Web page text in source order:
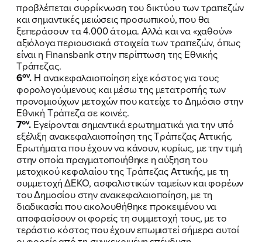
προβλέπεται συρρίκνωση του δικτύου των τραπεζών
και σημαντικές μειώσεις προσωπικού, που θα
ξεπεράσουν τα 4.000 άτομα. Αλλά και να «χαθούν»
αξιόλογα περιουσιακά στοιχεία των τραπεζών, όπως
είναι η Finansbank στην περίπτωση της Εθνικής
Τράπεζας.
6ον. Η ανακεφαλαιοποίηση είχε κόστος για τους
φορολογούμενους και μέσω της μετατροπής των
προνομιούχων μετοχών που κατείχε το Δημόσιο στην
Εθνική Τράπεζα σε κοινές.
7ον. Εγείρονται σημαντικά ερωτηματικά για την υπό
εξέλιξη ανακεφαλαιοποίηση της Τράπεζας Αττικής.
Ερωτήματα που έχουν να κάνουν, κυρίως, με την τιμή
στην οποία πραγματοποιήθηκε η αύξηση του
μετοχικού κεφαλαίου της Τράπεζας Αττικής, με τη
συμμετοχή ΔΕΚΟ, ασφαλιστικών ταμείων και φορέων
του Δημοσίου στην ανακεφαλαιοποίηση, με τη
διαδικασία που ακολουθήθηκε προκειμένου να
αποφασίσουν οι φορείς τη συμμετοχή τους, με το
τεράστιο κόστος που έχουν επωμιστεί σήμερα αυτοί